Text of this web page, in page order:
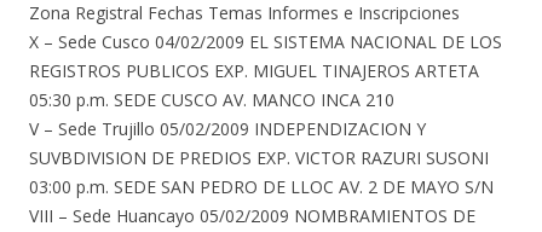
Zona Registral Fechas Temas Informes e Inscripciones
X – Sede Cusco 04/02/2009 EL SISTEMA NACIONAL DE LOS
REGISTROS PUBLICOS EXP. MIGUEL TINAJEROS ARTETA
05:30 p.m. SEDE CUSCO AV. MANCO INCA 210
V – Sede Trujillo 05/02/2009 INDEPENDIZACION Y
SUVBDIVISION DE PREDIOS EXP. VICTOR RAZURI SUSONI
03:00 p.m. SEDE SAN PEDRO DE LLOC AV. 2 DE MAYO S/N
VIII – Sede Huancayo 05/02/2009 NOMBRAMIENTOS DE